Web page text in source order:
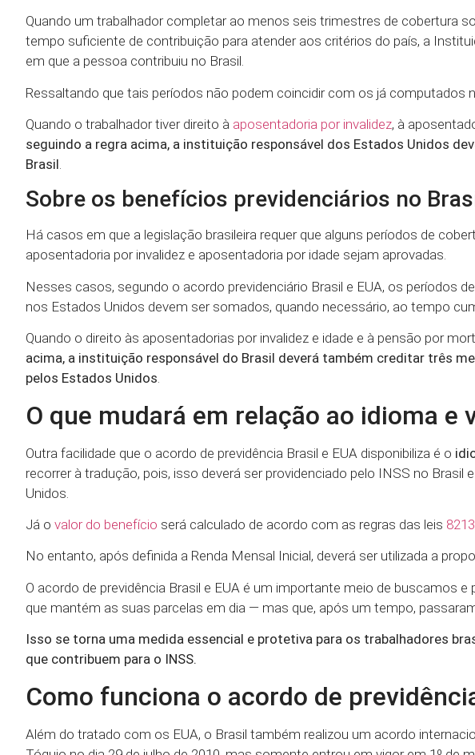
Quando um trabalhador completar ao menos seis trimestres de cobertura
tempo suficiente de contribuição para atender aos critérios do país, a
em que a pessoa contribuiu no Brasil.
Ressaltando que tais períodos não podem coincidir com os já computados
Quando o trabalhador tiver direito à aposentadoria por invalidez, à
seguindo a regra acima, a instituição responsável dos Estados Unidos
Brasil
Sobre os benefícios previdenciários no
Há casos em que a legislação brasileira requer que alguns períodos de
aposentadoria por invalidez e aposentadoria por idade sejam aprovadas.
Nesses casos, segundo o acordo previdenciário Brasil e EUA, os períodos
nos Estados Unidos devem ser somados, quando necessário, ao tempo
Quando o direito às aposentadorias por invalidez e idade e à pensão por
acima, a instituição responsável do Brasil deverá também creditar três
pelos Estados Unidos.
O que mudará em relação ao idioma e
Outra facilidade que o acordo de previdência Brasil e EUA disponibiliza é o
recorrer à tradução, pois, isso deverá ser providenciado pelo INSS no
Unidos.
Já o valor do benefício será calculado de acordo com as regras das leis
No entanto, após definida a Renda Mensal Inicial, deverá ser utilizada a
O acordo de previdência Brasil e EUA é um importante meio de buscamos
que mantém as suas parcelas em dia — mas que, após um tempo,
Isso se torna uma medida essencial e protetiva para os trabalhadores
que contribuem para o INSS.
Como funciona o acordo de
Além do tratado com os EUA, o Brasil também realizou um acordo